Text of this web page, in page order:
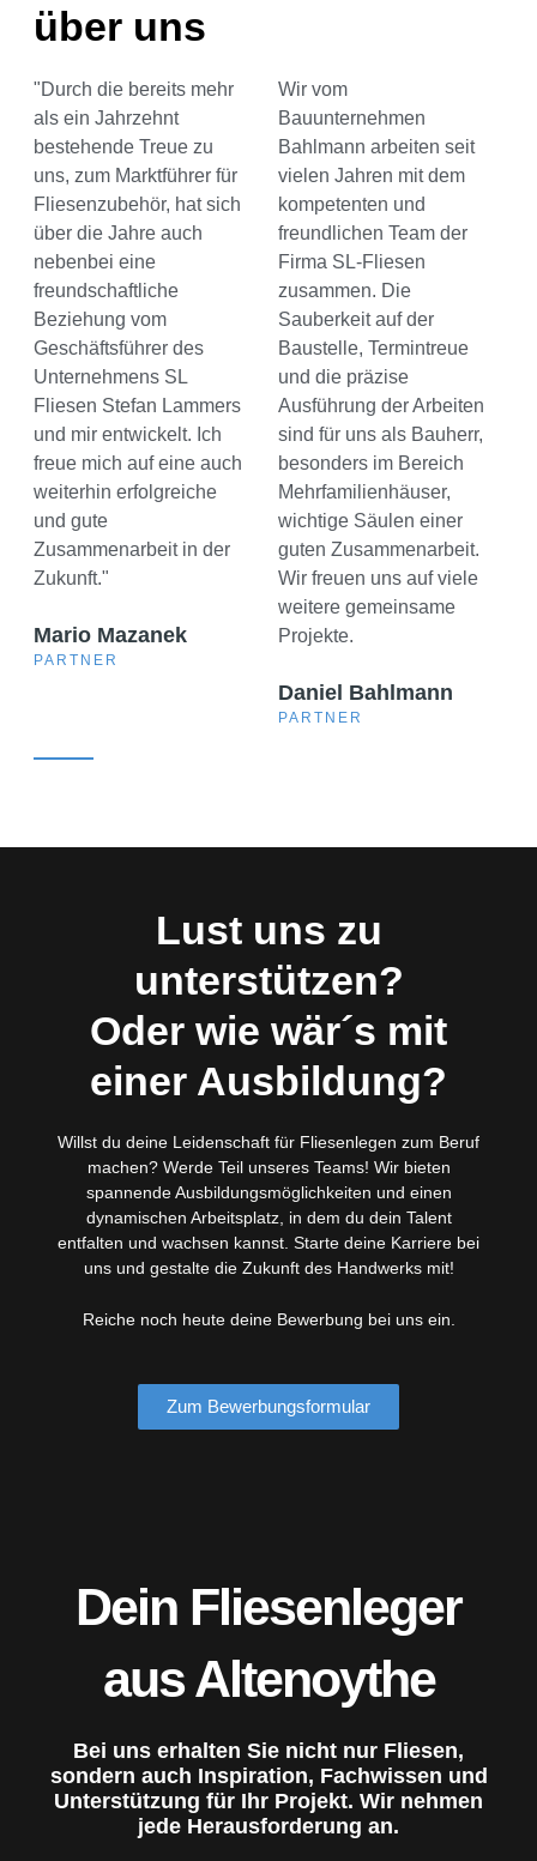
über uns
"Durch die bereits mehr
als ein Jahrzehnt
bestehende Treue zu
uns, zum Marktführer für
Fliesenzubehör, hat sich
über die Jahre auch
nebenbei eine
freundschaftliche
Beziehung vom
Geschäftsführer des
Unternehmens SL
Fliesen Stefan Lammers
und mir entwickelt. Ich
freue mich auf eine auch
weiterhin erfolgreiche
und gute
Zusammenarbeit in der
Zukunft."
Mario Mazanek
PARTNER
Wir vom
Bauunternehmen
Bahlmann arbeiten seit
vielen Jahren mit dem
kompetenten und
freundlichen Team der
Firma SL-Fliesen
zusammen. Die
Sauberkeit auf der
Baustelle, Termintreue
und die präzise
Ausführung der Arbeiten
sind für uns als Bauherr,
besonders im Bereich
Mehrfamilienhäuser,
wichtige Säulen einer
guten Zusammenarbeit.
Wir freuen uns auf viele
weitere gemeinsame
Projekte.
Daniel Bahlmann
PARTNER
Lust uns zu
unterstützen?
Oder wie wär´s mit
einer Ausbildung?
Willst du deine Leidenschaft für Fliesenlegen zum Beruf
machen? Werde Teil unseres Teams! Wir bieten
spannende Ausbildungsmöglichkeiten und einen
dynamischen Arbeitsplatz, in dem du dein Talent
entfalten und wachsen kannst. Starte deine Karriere bei
uns und gestalte die Zukunft des Handwerks mit!
Reiche noch heute deine Bewerbung bei uns ein.
Zum Bewerbungsformular
Dein Fliesenleger
aus Altenoythe
Bei uns erhalten Sie nicht nur Fliesen,
sondern auch Inspiration, Fachwissen und
Unterstützung für Ihr Projekt. Wir nehmen
jede Herausforderung an.